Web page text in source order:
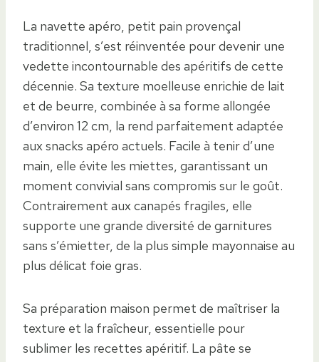
La navette apéro, petit pain provençal
traditionnel, s’est réinventée pour devenir une
vedette incontournable des apéritifs de cette
décennie. Sa texture moelleuse enrichie de lait
et de beurre, combinée à sa forme allongée
d’environ 12 cm, la rend parfaitement adaptée
aux snacks apéro actuels. Facile à tenir d’une
main, elle évite les miettes, garantissant un
moment convivial sans compromis sur le goût.
Contrairement aux canapés fragiles, elle
supporte une grande diversité de garnitures
sans s’émietter, de la plus simple mayonnaise au
plus délicat foie gras.
Sa préparation maison permet de maîtriser la
texture et la fraîcheur, essentielle pour
sublimer les recettes apéritif. La pâte se